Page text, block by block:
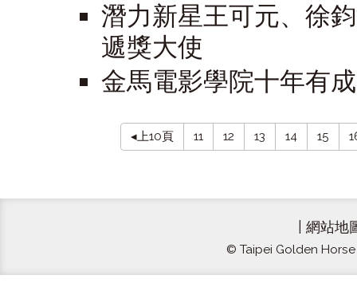
潛力新星王可元、徐
遞獎大使
金馬電影學院十年有成
◂上10頁 11 12 13 14 15
網站地
© Taipei Golden